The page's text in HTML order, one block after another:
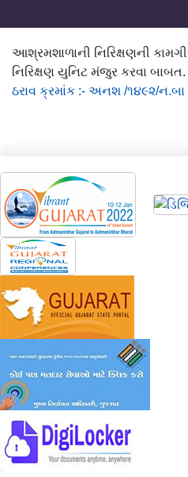
આશ્રમશાળાની નિરિક્ષણની
નિરિક્ષણ યુનિટ મંજુર કરવા બાબત.
ઠરાવ ક્રમાંક :- અનશ /૧૪૯૨/